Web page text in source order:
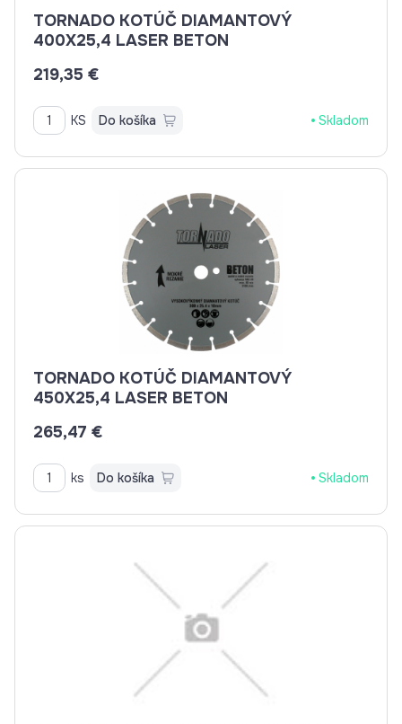
TORNADO KOTÚČ DIAMANTOVÝ
400X25,4 LASER BETON
219,35 €
KS Do košíka Skladom
TORNADO KOTÚČ DIAMANTOVÝ
450X25,4 LASER BETON
265,47 €
ks Do košíka Skladom